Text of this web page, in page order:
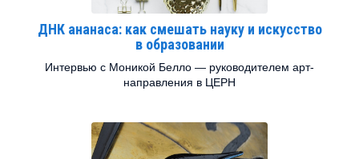
ДНК ананаса: как смешать науку и искусство
в образовании
Интервью с Моникой Белло — руководителем арт-
направления в ЦЕРН